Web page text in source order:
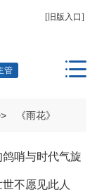
[旧版入口]
管
《雨花》
鸽哨与时代气旋
不愿见此人